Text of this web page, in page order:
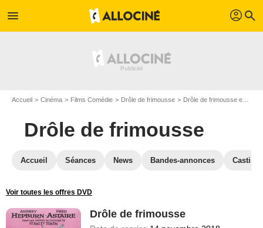
menu profil search
Accueil Cinéma Films Comédie Drôle de frimousse Drôle de frimousse en DVD
Drôle de frimousse
Accueil Séances News Bandes-annonces Casting
Voir toutes les offres DVD
Drôle de frimousse